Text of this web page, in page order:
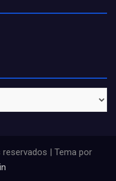
| Tema por